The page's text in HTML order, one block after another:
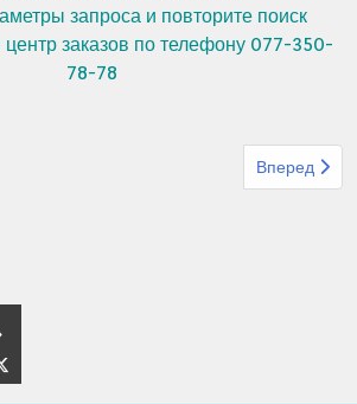
запроса и повторите поиск
центр заказов по телефону 077-350-
78-78
тур Эшет турс Тайланд Паттайя
Следующий:
Вперед